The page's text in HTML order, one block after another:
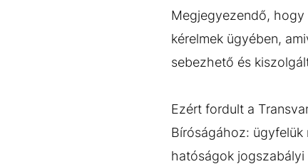
Megjegyezendő,
kérelmek ügyében,
sebezhető és
Ezért fordult a
Bíróságához:
hatóságok